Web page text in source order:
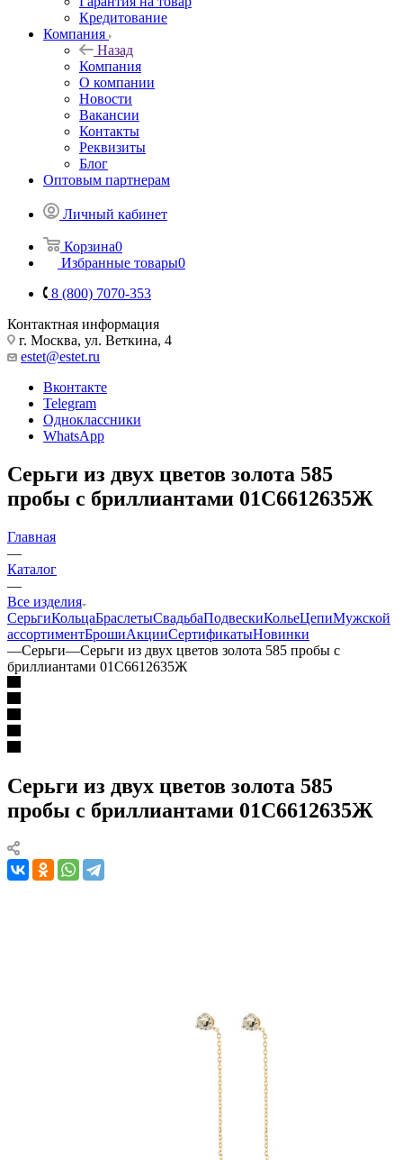
Кредитование
Компания
Назад
Компания
О компании
Новости
Вакансии
Контакты
Реквизиты
Блог
Оптовым партнерам
Личный кабинет
Корзина0
Избранные товары0
8 (800) 7070-353
Контактная информация
г. Москва, ул. Веткина, 4
estet@estet.ru
Вконтакте
Telegram
Одноклассники
WhatsApp
Серьги из двух цветов золота 585
пробы с бриллиантами 01С6612635Ж
Главная
—
Каталог
—
Все изделия
СерьгиКольцаБраслетыСвадьбаПодвескиКольеЦепиМужской
ассортиментБрошиАкцииСертификатыНовинки
—Серьги—Серьги из двух цветов золота 585 пробы с
бриллиантами 01С6612635Ж
Серьги из двух цветов золота 585
пробы с бриллиантами 01С6612635Ж